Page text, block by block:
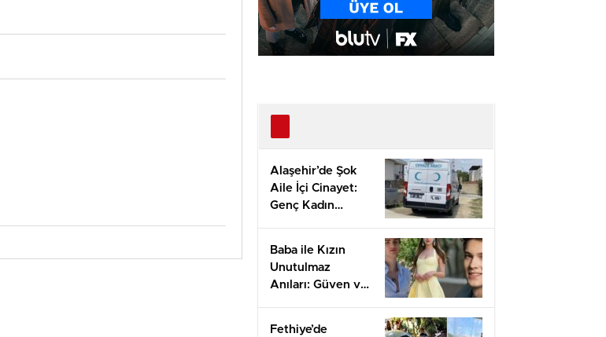
Alaşehir’de Şok
Aile İçi Cinayet:
Genç Kadın
Baba ile Kızın
Unutulmaz
Anıları: Güven ve
Fethiye’de